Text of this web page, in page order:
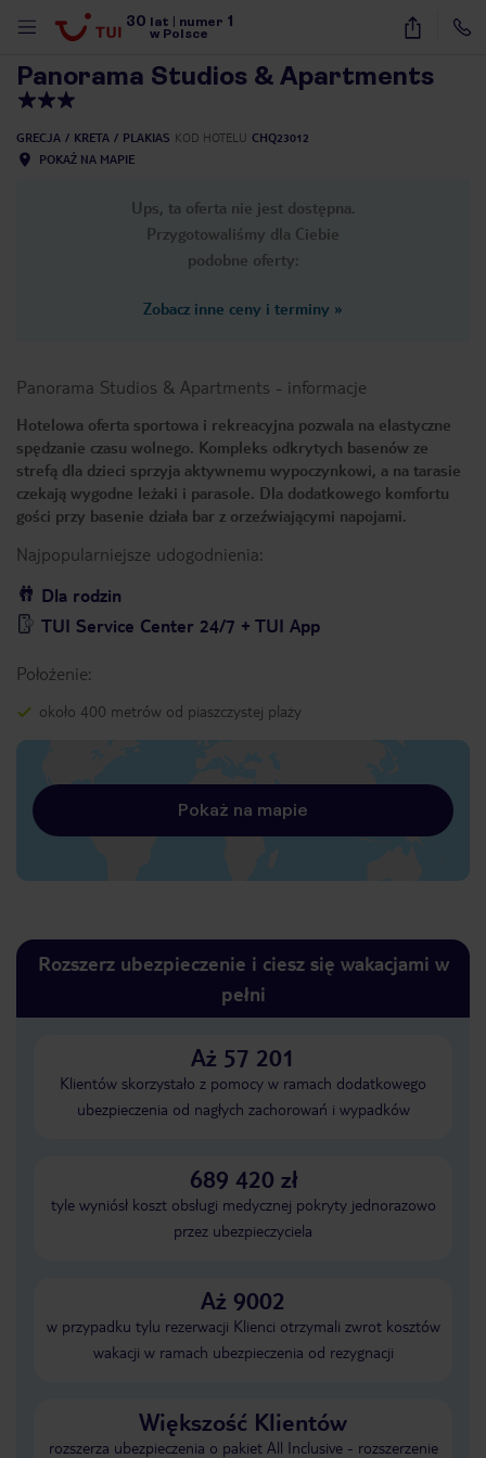
30 lat numer 1
w Polsce
42
Panorama Studios & Apartments
GRECJA KRETA PLAKIAS KOD HOTELU CHQ23012
POKAŻ NA MAPIE
Ups, ta oferta nie jest dostępna.
Przygotowaliśmy dla Ciebie
podobne oferty:
Zobacz inne ceny i terminy »
Panorama Studios & Apartments - informacje
Hotelowa oferta sportowa i rekreacyjna pozwala na elastyczne
spędzanie czasu wolnego. Kompleks odkrytych basenów ze
strefą dla dzieci sprzyja aktywnemu wypoczynkowi, a na tarasie
czekają wygodne leżaki i parasole. Dla dodatkowego komfortu
gości przy basenie działa bar z orzeźwiającymi napojami.
Najpopularniejsze udogodnienia:
Dla rodzin
TUI Service Center 24/7 + TUI App
Położenie:
około 400 metrów od piaszczystej plaży
Pokaż na mapie
Rozszerz ubezpieczenie i ciesz się wakacjami w
pełni
Aż 57 201
Klientów skorzystało z pomocy w ramach dodatkowego
ubezpieczenia od nagłych zachorowań i wypadków
689 420 zł
tyle wyniósł koszt obsługi medycznej pokryty jednorazowo
przez ubezpieczyciela
Aż 9002
w przypadku tylu rezerwacji Klienci otrzymali zwrot kosztów
wakacji w ramach ubezpieczenia od rezygnacji
Większość Klientów
rozszerza ubezpieczenia o pakiet All Inclusive - rozszerzenie